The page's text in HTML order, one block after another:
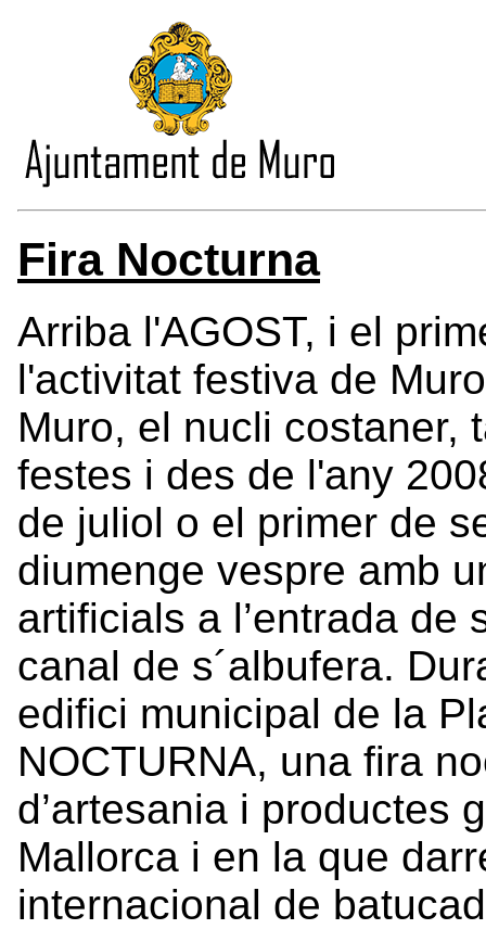
Fira Nocturna
Arriba l'AGOST, i el
l'activitat festiva de
Muro, el nucli costaner,
festes i des de l'any
de juliol o el primer de
diumenge vespre amb
artificials a l’entrada de
canal de s´albufera.
edifici municipal de la
NOCTURNA, una fira
d’artesania i productes
Mallorca i en la que
internacional de